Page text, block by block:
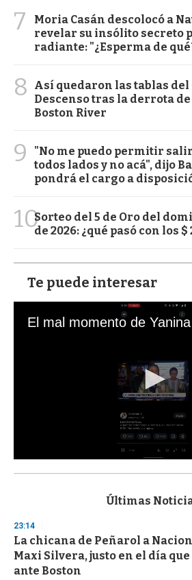
7
Moria Casán descolocó a
revelar su insólito secreto
radiante: "¿Esperma de
8
Así quedaron las tablas del
Descenso tras la derrota
Boston River
9
"No me puedo permitir
todos lados y no acá", dijo
pondrá el cargo a
10Sorteo del 5 de Oro del
de 2026: ¿qué pasó con los $
Te puede interesar
s
d
s
o
f
3
Últimas
23:14
La chicana de Peñarol a
Maxi Silvera, justo en el día
ante Boston